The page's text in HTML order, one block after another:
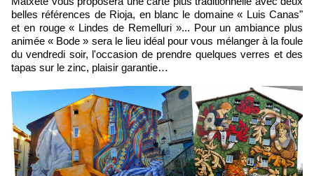
belles références de Rioja, en blanc le domaine « Luis Canas"
et en rouge « Lindes de Remelluri »... Pour un ambiance plus
animée « Bode » sera le lieu idéal pour vous mélanger à la foule
du vendredi soir, l'occasion de prendre quelques verres et des
tapas sur le zinc, plaisir garantie…